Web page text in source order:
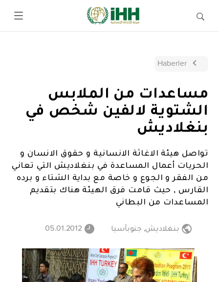
Haberler
مساعدات من الملابس
الشتوية لالفين شخص في
بنغلاديش
تواصل هيئة الاغاثة الانسانية و حقوق الانسان و
الحريات أعمال المساعدة في بنغلاديش التي تعاني
من الفقر و الجوع و خاصة مع بداية الشتاء و برده
القارس , حيث قامت فرق الهيئة هناك بتقديم
المساعدات من البطاني
بنغلاديش, جنوبآسيا 05.01.2012